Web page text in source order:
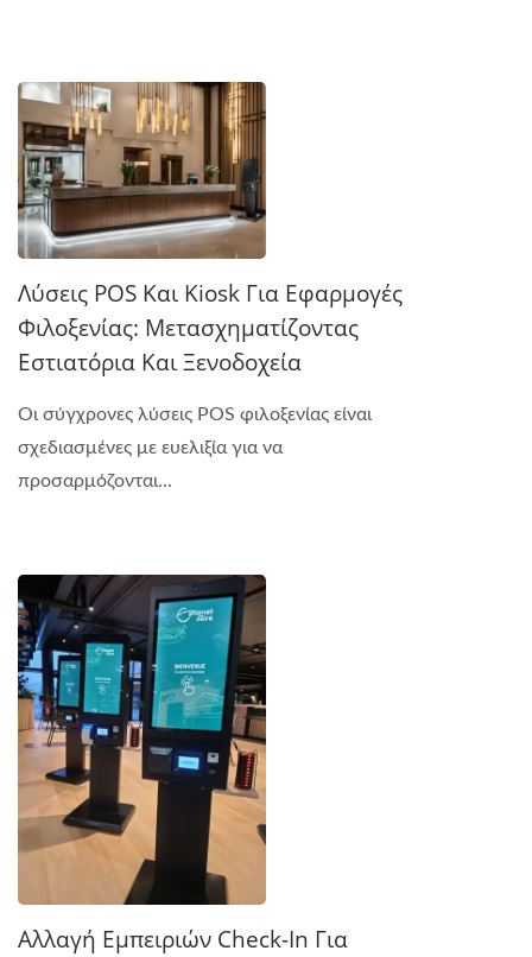
Λύσεις POS Και Kiosk Για Εφαρμογές
Φιλοξενίας: Μετασχηματίζοντας
Εστιατόρια Και Ξενοδοχεία
Οι σύγχρονες λύσεις POS φιλοξενίας είναι
σχεδιασμένες με ευελιξία για να
προσαρμόζονται...
Αλλαγή Εμπειριών Check-In Για